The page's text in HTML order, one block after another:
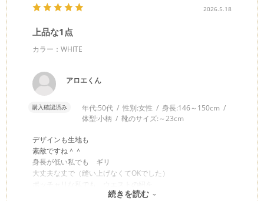
2026.5.18
上品な1点
カラー：WHITE
アロエくん
購入確認済み 年代:50代 性別:女性 身長:146～150cm
体型:小柄 靴のサイズ:～23cm
デザインも生地も
素敵ですね＾＾
身長が低い私でも ギリ
大丈夫な丈で（縫い上げなくてOKでした）
ポッチャリな私でも ウエストの紐を
広げたら 丁度よく入りまして
続きを読む